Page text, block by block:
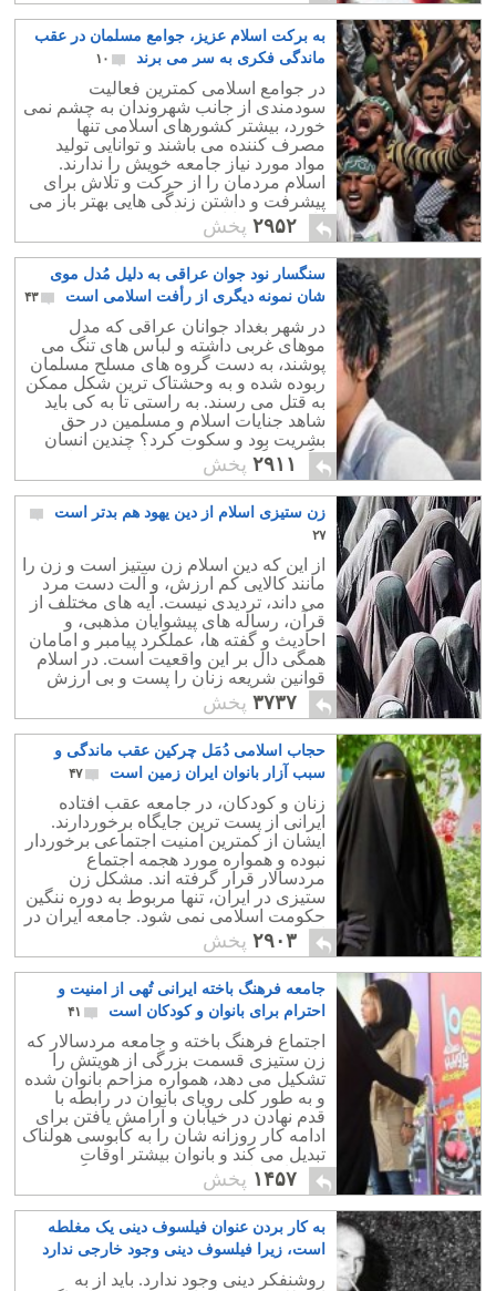
به برکت اسلام عزیز، جوامع مسلمان در عقب
ماندگی فکری به سر می برند
۱۰
در جوامع اسلامی کمترین فعالیت
سودمندی از جانب شهروندان به چشم نمی
خورد، بیشتر کشورهای اسلامی تنها
مصرف کننده می باشند و توانایی تولید
مواد مورد نیاز جامعه خویش را ندارند.
اسلام مردمان را از حرکت و تلاش برای
پیشرفت و داشتن زندگی هایی بهتر باز می
دارد و مسلمانان فقط به بهشت موهوم
الله مدینه راضی اند.
۲۹۵۲ پخش
سنگسار نود جوان عراقی به دلیل مُدل موی
شان نمونه دیگری از رأفت اسلامی است
۴۳
در شهر بغداد جوانان عراقی که مدل
موهای غربی داشته و لباس های تنگ می
پوشند، به دست گروه های مسلح مسلمان
ربوده شده و به وحشتاک ترین شکل ممکن
به قتل می رسند. به راستی تا به کی باید
شاهد جنایات اسلام و مسلمین در حق
بشریت بود و سکوت کرد؟ چندین انسان
بیگناه دیگر باید قربانی قوانین وحشیانه
اسلام شوند؟
۲۹۱۱ پخش
زن ستیزی اسلام از دین یهود هم بدتر است
۲۷
از این که دین اسلام زن ستیز است و زن را
مانند کالایی کم ارزش، و آلت دست مرد
می داند، تردیدی نیست. آیه های مختلف از
قرآن، رساله های پیشوایان مذهبی، و
احادیث و گفته ها، عملکرد پیامبر و امامان
همگی دال بر این واقعیت است. در اسلام
قوانین شریعه زنان را پست و بی ارزش
می خوانند و به ماهیت زن توهین می کنند.
۳۷۳۷ پخش
حجاب اسلامی دُمَل چرکین عقب ماندگی و
سبب آزار بانوان ایران زمین است
۴۷
زنان و کودکان، در جامعه عقب افتاده
ایرانی از پست ترین جایگاه برخوردارند.
ایشان از کمترین امنیت اجتماعی برخوردار
نبوده و همواره مورد هجمه اجتماع
مردسالار قرار گرفته اند. مشکل زن
ستیزی در ایران، تنها مربوط به دوره ننگین
حکومت اسلامی نمی شود. جامعه ایران در
امر زن ستیزی قدمتی تاریخی دارد.
۲۹۰۳ پخش
جامعه فرهنگ باخته ایرانی تُهی از امنیت و
احترام برای بانوان و کودکان است
۴۱
اجتماع فرهنگ باخته و جامعه مردسالار که
زن ستیزی قسمت بزرگی از هویتش را
تشکیل می دهد، همواره مزاحم بانوان شده
و به طور کلی رویای بانوان در رابطه با
قدم نهادن در خیابان و آرامش یافتن برای
ادامه کار روزانه شان را به کابوسی هولناک
تبدیل می کند و بانوان بیشتر اوقات
پشیمان و افسرده به خانه باز می گردند.
۱۴۵۷ پخش
به کار بردن عنوان فیلسوف دینی یک مغلطه
است، زیرا فیلسوف دینی وجود خارجی ندارد
۱۱
روشنفکر دینی وجود ندارد. باید از به